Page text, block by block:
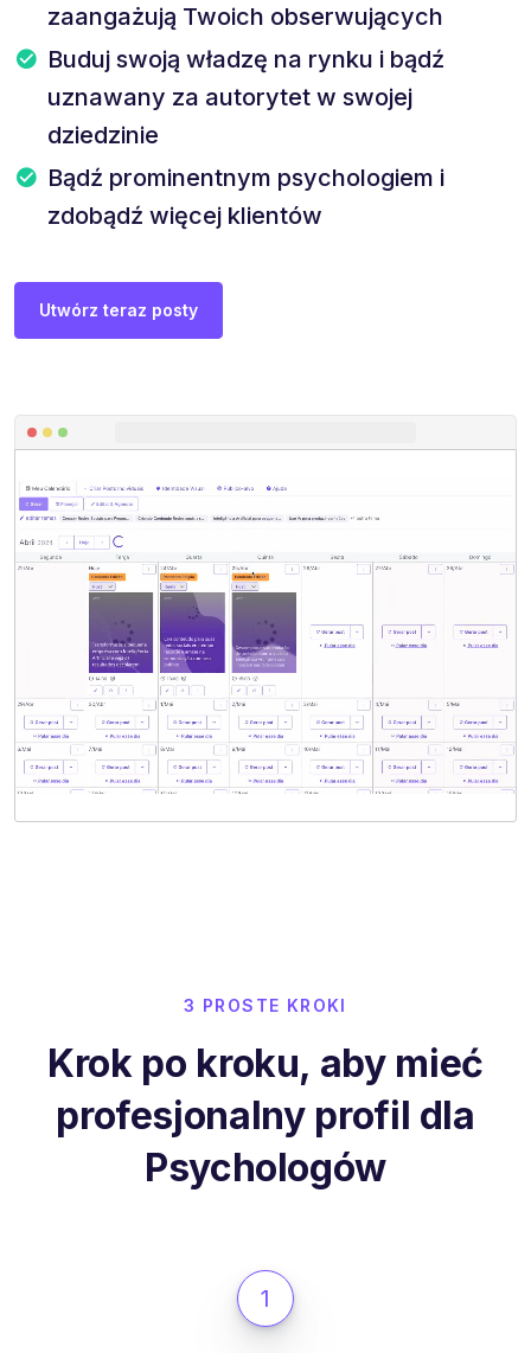
zaangażują Twoich obserwujących
Buduj swoją władzę na rynku i bądź
uznawany za autorytet w swojej
dziedzinie
Bądź prominentnym psychologiem i
zdobądź więcej klientów
Utwórz teraz posty
3 PROSTE KROKI
Krok po kroku, aby mieć
profesjonalny profil dla
Psychologów
1